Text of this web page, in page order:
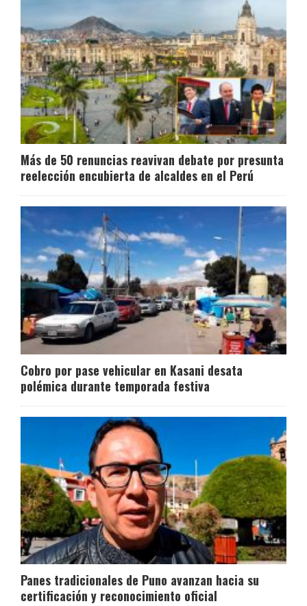
Más de 50 renuncias reavivan debate por presunta
reelección encubierta de alcaldes en el Perú
Cobro por pase vehicular en Kasani desata
polémica durante temporada festiva
Panes tradicionales de Puno avanzan hacia su
certificación y reconocimiento oficial